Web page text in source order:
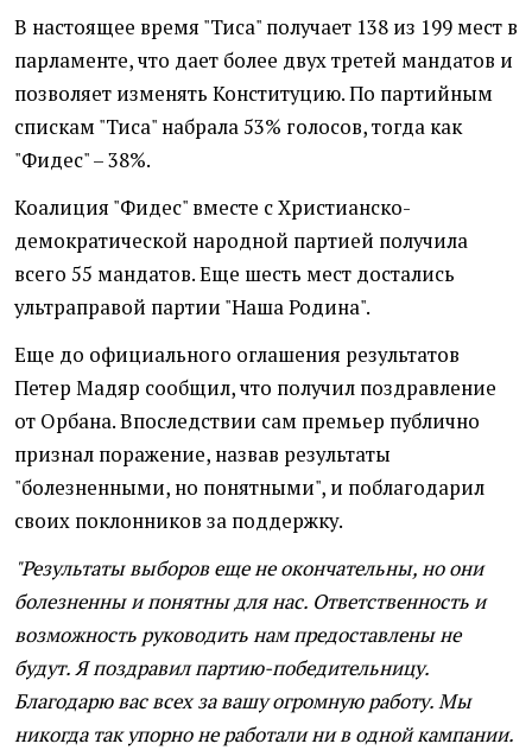
В настоящее время "Тиса" получает 138 из 199 мест в
парламенте, что дает более двух третей мандатов и
позволяет изменять Конституцию. По партийным
спискам "Тиса" набрала 53% голосов, тогда как
"Фидес" – 38%.
Коалиция "Фидес" вместе с Христианско-
демократической народной партией получила
всего 55 мандатов. Еще шесть мест достались
ультраправой партии "Наша Родина".
Еще до официального оглашения результатов
Петер Мадяр сообщил, что получил поздравление
от Орбана. Впоследствии сам премьер публично
признал поражение, назвав результаты
"болезненными, но понятными", и поблагодарил
своих поклонников за поддержку.
"Результаты выборов еще не окончательны, но они
болезненны и понятны для нас. Ответственность и
возможность руководить нам предоставлены не
будут. Я поздравил партию-победительницу.
Благодарю вас всех за вашу огромную работу. Мы
никогда так упорно не работали ни в одной кампании.